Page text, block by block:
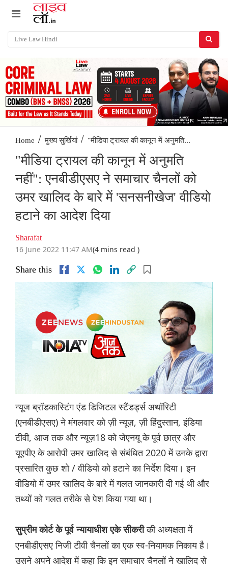
Home / मुख्य सुर्खियां / "मीडिया ट्रायल की कानून में अनुमति...
"मीडिया ट्रायल की कानून में अनुमति
नहीं": एनबीडीएसए ने समाचार चैनलों को
उमर खालिद के बारे में 'सनसनीखेज' वीडियो
हटाने का आदेश दिया
Sharafat
16 June 2022 11:47 AM(4 mins read )
Share this
न्यूज ब्रॉडकास्टिंग एंड डिजिटल स्टैंडर्ड्स अथॉरिटी
(एनबीडीएसए) ने मंगलवार को ज़ी न्यूज़, ज़ी हिंदुस्तान, इंडिया
टीवी, आज तक और न्यूज़18 को जेएनयू के पूर्व छात्र और
यूएपीए के आरोपी उमर खालिद से संबंधित 2020 में उनके द्वारा
प्रसारित कुछ शो / वीडियो को हटाने का निर्देश दिया। इन
वीडियो में उमर खालिद के बारे में गलत जानकारी दी गई थी और
तथ्यों को गलत तरीके से पेश किया गया था।
सुप्रीम कोर्ट के पूर्व न्यायाधीश एके सीकरीकी अध्यक्षता में
एनबीडीएसए निजी टीवी चैनलों का एक स्व-नियामक निकाय है।
उसने अपने आदेश में कहा कि इन समाचार चैनलों ने खालिद से